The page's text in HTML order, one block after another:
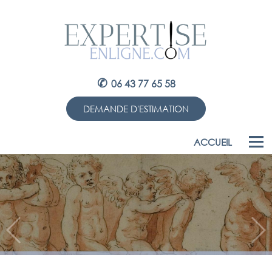
✆ 06 43 77 65 58
DEMANDE D'ESTIMATION
ACCUEIL